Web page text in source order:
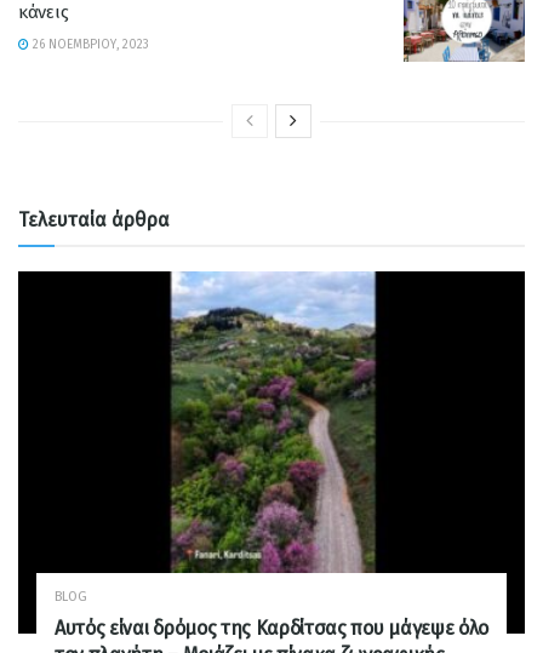
κάνεις
26 ΝΟΕΜΒΡΊΟΥ, 2023
Τελευταία άρθρα
BLOG
Αυτός είναι δρόμος της Καρδίτσας που μάγεψε όλο